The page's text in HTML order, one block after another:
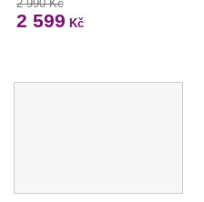
2 990 Kč
2 599 Kč